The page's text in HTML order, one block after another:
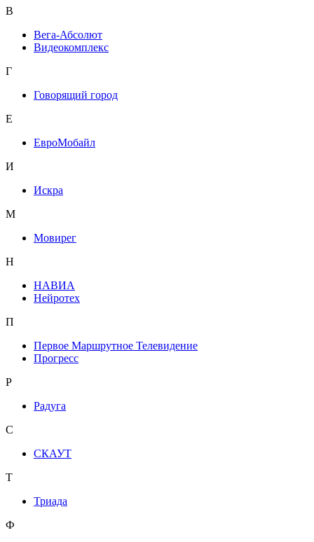
В
Вега-Абсолют
Видеокомплекс
Г
Говорящий город
Е
ЕвроМобайл
И
Искра
М
Мовирег
Н
НАВИА
Нейротех
П
Первое Маршрутное Телевидение
Прогресс
Р
Радуга
С
СКАУТ
Т
Триада
Ф